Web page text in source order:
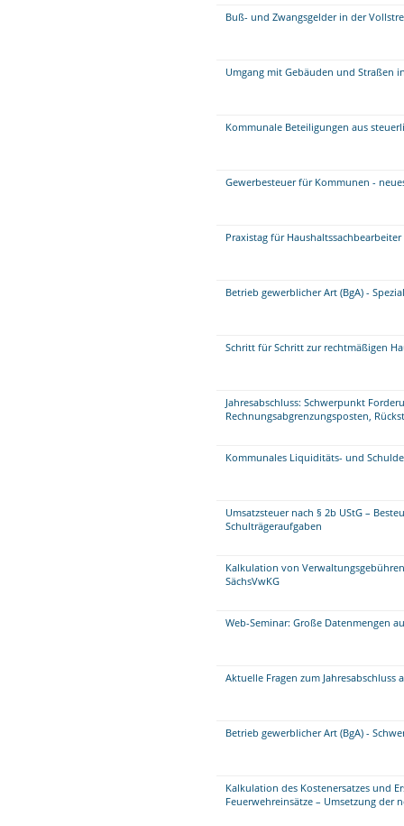
Buß- und Zwangsgelder in der
Umgang mit Gebäuden und Straßen
Kommunale Beteiligungen aus
Gewerbesteuer für Kommunen -
Praxistag für
Betrieb gewerblicher Art (BgA) -
Schritt für Schritt zur rechtmäßigen
Jahresabschluss: Schwerpunkt
Rechnungsabgrenzungsposten,
Kommunales Liquiditäts- und
Umsatzsteuer nach § 2b UStG –
Schulträgeraufgaben
Kalkulation von
SächsVwKG
Web-Seminar: Große Datenmengen
Aktuelle Fragen zum Jahresabschluss
Betrieb gewerblicher Art (BgA) -
Kalkulation des Kostenersatzes und
Feuerwehreinsätze – Umsetzung der